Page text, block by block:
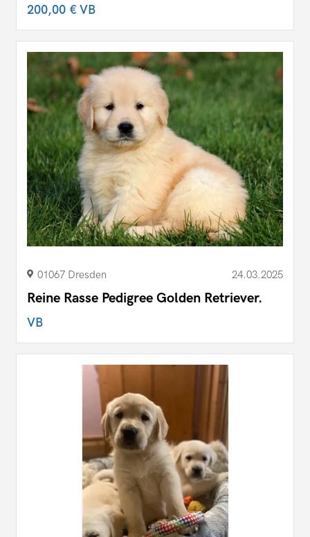
200,00 €VB
01067 Dresden 24.03.2025
Reine Rasse Pedigree Golden Retriever.
VB